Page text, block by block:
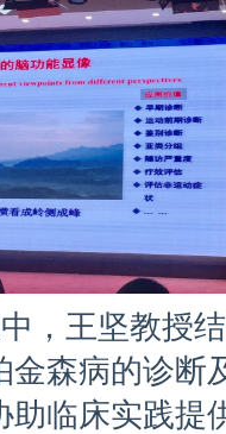
王坚教授结
金森病的诊断
助临床实践提